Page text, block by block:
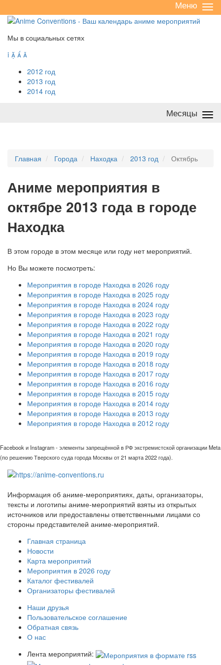
/
Меню
Мы в социальных сетях
   
2012 год
2013 год
2014 год
Месяцы
Главная Города Находка 2013 год Октябрь
Аниме мероприятия в
октябре 2013 года в городе
Находка
В этом городе в этом месяце или году нет мероприятий.
Но Вы можете посмотреть:
Мероприятия в городе Находка в 2026 году
Мероприятия в городе Находка в 2025 году
Мероприятия в городе Находка в 2024 году
Мероприятия в городе Находка в 2023 году
Мероприятия в городе Находка в 2022 году
Мероприятия в городе Находка в 2021 году
Мероприятия в городе Находка в 2020 году
Мероприятия в городе Находка в 2019 году
Мероприятия в городе Находка в 2018 году
Мероприятия в городе Находка в 2017 году
Мероприятия в городе Находка в 2016 году
Мероприятия в городе Находка в 2015 году
Мероприятия в городе Находка в 2014 году
Мероприятия в городе Находка в 2013 году
Мероприятия в городе Находка в 2012 году
Facebook и Instagram - элементы запрещённой в РФ экстремистской организации Meta
(по решению Тверского суда города Москвы от 21 марта 2022 года).
Информация об аниме-мероприятиях, даты, организаторы,
тексты и логотипы аниме-мероприятий взяты из открытых
источников или предоставлены ответственными лицами со
стороны представителей аниме-мероприятий.
Главная страница
Новости
Карта мероприятий
Мероприятия в 2026 году
Каталог фестивалей
Организаторы фестивалей
Наши друзья
Пользовательское соглашение
Обратная связь
О нас
Лента мероприятий: